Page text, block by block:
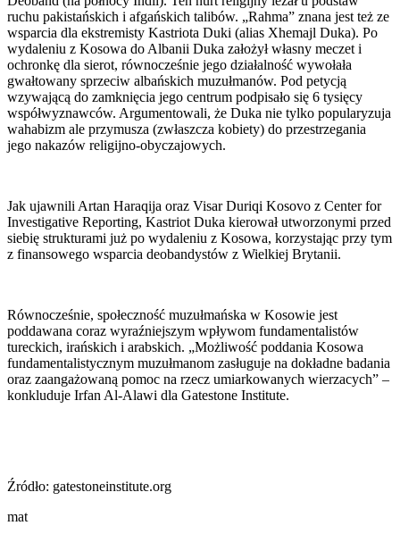
ruchu pakistańskich i afgańskich talibów. „Rahma” znana jest też ze
wsparcia dla ekstremisty Kastriota Duki (alias Xhemajl Duka). Po
wydaleniu z Kosowa do Albanii Duka założył własny meczet i
ochronkę dla sierot, równocześnie jego działalność wywołała
gwałtowany sprzeciw albańskich muzułmanów. Pod petycją
wzywającą do zamknięcia jego centrum podpisało się 6 tysięcy
współwyznawców. Argumentowali, że Duka nie tylko popularyzuja
wahabizm ale przymusza (zwłaszcza kobiety) do przestrzegania
jego nakazów religijno-obyczajowych.
Jak ujawnili Artan Haraqija oraz Visar Duriqi Kosovo z Center for
Investigative Reporting, Kastriot Duka kierował utworzonymi przed
siebię strukturami już po wydaleniu z Kosowa, korzystając przy tym
z finansowego wsparcia deobandystów z Wielkiej Brytanii.
Równocześnie, społeczność muzułmańska w Kosowie jest
poddawana coraz wyraźniejszym wpływom fundamentalistów
tureckich, irańskich i arabskich. „Możliwość poddania Kosowa
fundamentalistycznym muzułmanom zasługuje na dokładne badania
oraz zaangażowaną pomoc na rzecz umiarkowanych wierzacych” –
konkluduje Irfan Al-Alawi dla Gatestone Institute.
Źródło: gatestoneinstitute.org
mat